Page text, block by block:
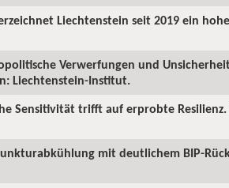
Liechtenstein seit 2019 ein
Verwerfungen und
Liechtenstein-Institut.
Sensitivität trifft auf erprobte
mit deutlichem BIP-